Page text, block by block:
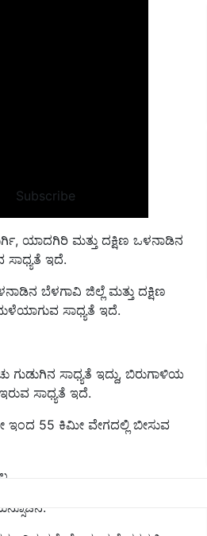
Subscribe
ಯಾದಗಿರಿ ಮತ್ತು ದಕ್ಷಿಣ ಒಳನಾಡಿನ
ಸಾಧ್ಯತೆ ಇದೆ.
ಬೆಳಗಾವಿ ಜಿಲ್ಲೆ ಮತ್ತು ದಕ್ಷಿಣ
ಸಾಧ್ಯತೆ ಇದೆ.
ಸಾಧ್ಯತೆ ಇದೆ.
55 ಕಿಮೀ ವೇಗದಲ್ಲಿ ಬೀಸುವ
ಕೆಲವು ಪ್ರದೇಶಗಳಲ್ಲಿ